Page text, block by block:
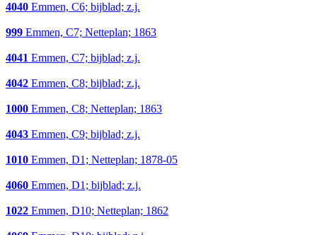
4040 Emmen, C6; bijblad; z.j.
999 Emmen, C7; Netteplan; 1863
4041 Emmen, C7; bijblad; z.j.
4042 Emmen, C8; bijblad; z.j.
1000 Emmen, C8; Netteplan; 1863
4043 Emmen, C9; bijblad; z.j.
1010 Emmen, D1; Netteplan; 1878-05
4060 Emmen, D1; bijblad; z.j.
1022 Emmen, D10; Netteplan; 1862